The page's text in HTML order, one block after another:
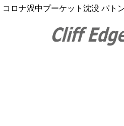
コロナ渦中プーケット沈没 パト